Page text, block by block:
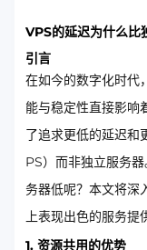
VPS的延迟为什么比
引言
在如今的数字化时代
能与稳定性直接影响
了追求更低的延迟和
PS）而非独立服务
务器低呢？本文将深
上表现出色的服务
1. 资源共用的优势